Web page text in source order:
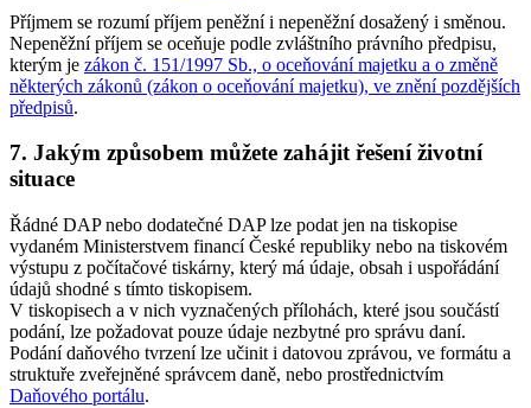
Příjmem se rozumí příjem peněžní i nepeněžní dosažený i směnou.
Nepeněžní příjem se oceňuje podle zvláštního právního předpisu,
kterým je zákon č. 151/1997 Sb., o oceňování majetku a o změně
některých zákonů (zákon o oceňování majetku), ve znění pozdějších
předpisů.
7. Jakým způsobem můžete zahájit řešení životní
situace
Řádné DAP nebo dodatečné DAP lze podat jen na tiskopise
vydaném Ministerstvem financí České republiky nebo na tiskovém
výstupu z počítačové tiskárny, který má údaje, obsah i uspořádání
údajů shodné s tímto tiskopisem.
V tiskopisech a v nich vyznačených přílohách, které jsou součástí
podání, lze požadovat pouze údaje nezbytné pro správu daní.
Podání daňového tvrzení lze učinit i datovou zprávou, ve formátu a
struktuře zveřejněné správcem daně, nebo prostřednictvím
Daňového portálu.